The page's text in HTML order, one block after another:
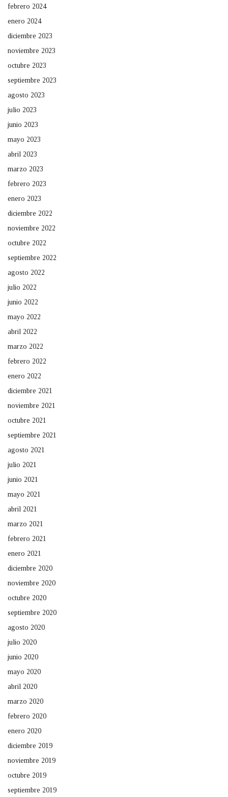
febrero 2024
enero 2024
diciembre 2023
noviembre 2023
octubre 2023
septiembre 2023
agosto 2023
julio 2023
junio 2023
mayo 2023
abril 2023
marzo 2023
febrero 2023
enero 2023
diciembre 2022
noviembre 2022
octubre 2022
septiembre 2022
agosto 2022
julio 2022
junio 2022
mayo 2022
abril 2022
marzo 2022
febrero 2022
enero 2022
diciembre 2021
noviembre 2021
octubre 2021
septiembre 2021
agosto 2021
julio 2021
junio 2021
mayo 2021
abril 2021
marzo 2021
febrero 2021
enero 2021
diciembre 2020
noviembre 2020
octubre 2020
septiembre 2020
agosto 2020
julio 2020
junio 2020
mayo 2020
abril 2020
marzo 2020
febrero 2020
enero 2020
diciembre 2019
noviembre 2019
octubre 2019
septiembre 2019